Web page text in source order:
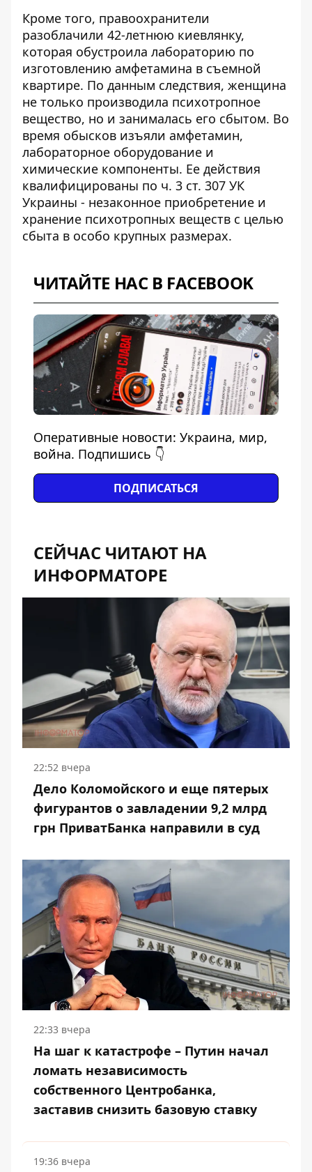
Кроме того, правоохранители
разоблачили 42-летнюю киевлянку,
которая обустроила лабораторию по
изготовлению амфетамина в съемной
квартире. По данным следствия, женщина
не только производила психотропное
вещество, но и занималась его сбытом. Во
время обысков изъяли амфетамин,
лабораторное оборудование и
химические компоненты. Ее действия
квалифицированы по ч. 3 ст. 307 УК
Украины - незаконное приобретение и
хранение психотропных веществ с целью
сбыта в особо крупных размерах.
ЧИТАЙТЕ НАС В FACEBOOK
Оперативные новости: Украина, мир,
война. Подпишись 👇
ПОДПИСАТЬСЯ
СЕЙЧАС ЧИТАЮТ НА
ИНФОРМАТОРЕ
22:52 вчера
Дело Коломойского и еще пятерых
фигурантов о завладении 9,2 млрд
грн ПриватБанка направили в суд
22:33 вчера
На шаг к катастрофе – Путин начал
ломать независимость
собственного Центробанка,
заставив снизить базовую ставку
19:36 вчера